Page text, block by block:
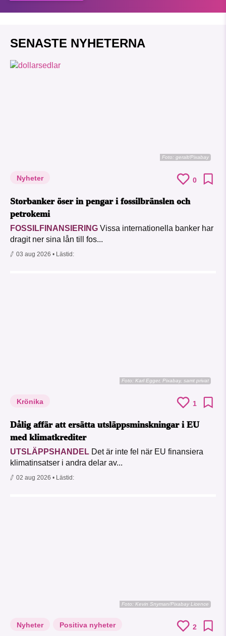
SENASTE NYHETERNA
Foto: geralt/Pixabay
Nyheter 0
Storbanker öser in pengar i fossilbränslen och
petrokemi
FOSSILFINANSIERING Vissa internationella banker har
dragit ner sina lån till fos...
03 aug 2026 • Lästid:
Foto: Karl Egger, Pixabay, samt privat
Krönika 1
Dålig affär att ersätta utsläppsminskningar i EU
med klimatkrediter
UTSLÄPPSHANDEL Det är inte fel när EU finansiera
klimatinsatser i andra delar av...
02 aug 2026 • Lästid:
Foto: Kevin Snyman/Pixabay Licence
Nyheter Positiva nyheter 2